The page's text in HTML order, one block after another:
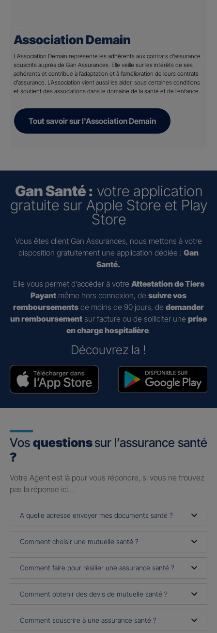
Association Demain
L’Association Demain représente les adhérents aux contrats d’assurance
souscrits auprès de Gan Assurances. Elle veille sur les intérêts de ses
adhérents et contribue à l’adaptation et à l’amélioration de leurs contrats
d’assurance. L’Association vient aussi les aider, sous certaines conditions
et soutient des associations dans le domaine de la santé et de l’enfance.
Tout savoir sur l'Association Demain
Gan Santé : votre application
gratuite sur Apple Store et Play
Store
Vous êtes client Gan Assurances, nous mettons à votre
disposition gratuitement une application dédiée : Gan
Santé.
Elle vous permet d’accéder à votre Attestation de Tiers
Payant même hors connexion, de suivre vos
remboursements de moins de 90 jours, de demander
un remboursement sur facture ou de solliciter une prise
en charge hospitalière.
Découvrez la !
Vos questionssur l’assurance santé
?
Votre Agent est là pour vous répondre, si vous ne trouvez
pas la réponse ici…
A quelle adresse envoyer mes documents santé ?
Comment choisir une mutuelle santé ?
Comment faire pour résilier une assurance santé ?
Comment obtenir des devis de mutuelle santé ?
Comment souscrire à une assurance santé ?